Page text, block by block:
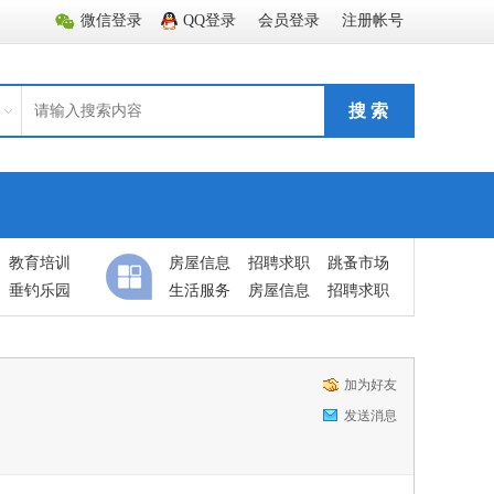
微信登录 QQ登录 会员登录 注册帐号
搜 索
教育培训
垂钓乐园
房屋信息 招聘求职
跳蚤市场
生活服务
房屋信息 招聘求职
加为好友
发送消息